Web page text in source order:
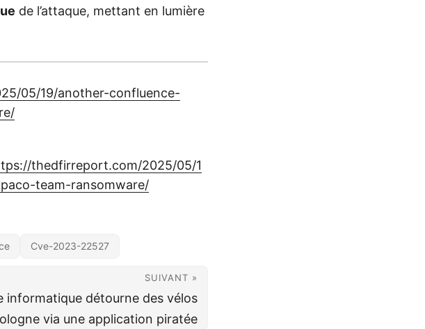
de l’attaque, mettant en lumière
05/19/another-confluence-
thedfirreport.com/2025/05/1
team-ransomware/
Cve-2023-22527
SUIVANT »
informatique détourne des vélos
via une application piratée